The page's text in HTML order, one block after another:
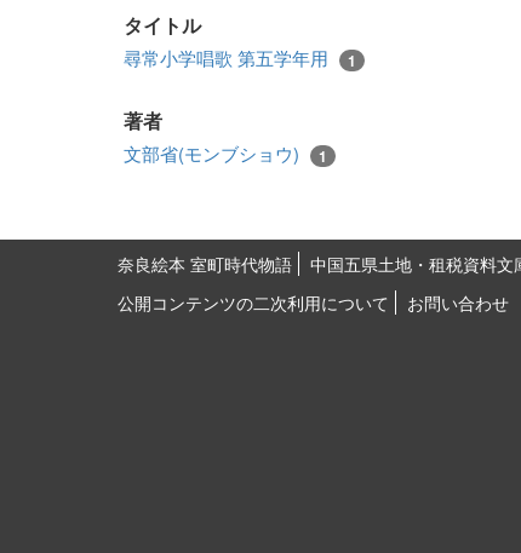
タイトル
尋常小学唱歌 第五学年用 1
著者
文部省(モンブショウ) 1
奈良絵本 室町時代物語 中国五県土地・租税資料文
公開コンテンツの二次利用について
お問い合わせ